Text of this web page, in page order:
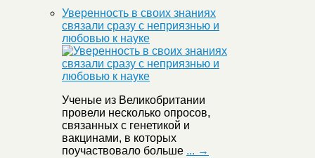
Уверенность в своих знаниях
связали сразу с неприязнью и
любовью к науке
Ученые из Великобритании
провели несколько опросов,
связанных с генетикой и
вакцинами, в которых
поучаствовало больше ... →